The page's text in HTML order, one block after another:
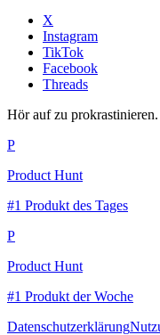
X
Instagram
TikTok
Facebook
Threads
Hör auf zu
P
Product Hunt
#1 Produkt des Tages
P
Product Hunt
#1 Produkt der Woche
Datenschutzerklärung